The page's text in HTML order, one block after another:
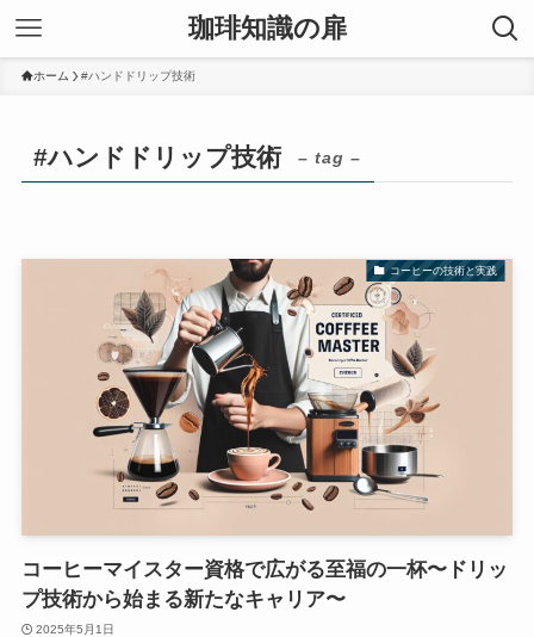
珈琲知識の扉
ホーム #ハンドドリップ技術
#ハンドドリップ技術 – tag –
コーヒーの技術と実践
コーヒーマイスター資格で広がる至福の一杯〜ドリッ
プ技術から始まる新たなキャリア〜
2025年5月1日